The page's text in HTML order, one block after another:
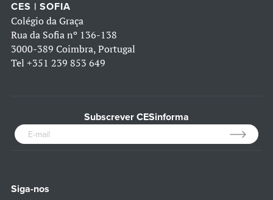
CES | SOFIA
Colégio da Graça
Rua da Sofia nº 136-138
3000-389 Coimbra, Portugal
Tel +351 239 853 649
Subscrever CESinforma
Siga-nos